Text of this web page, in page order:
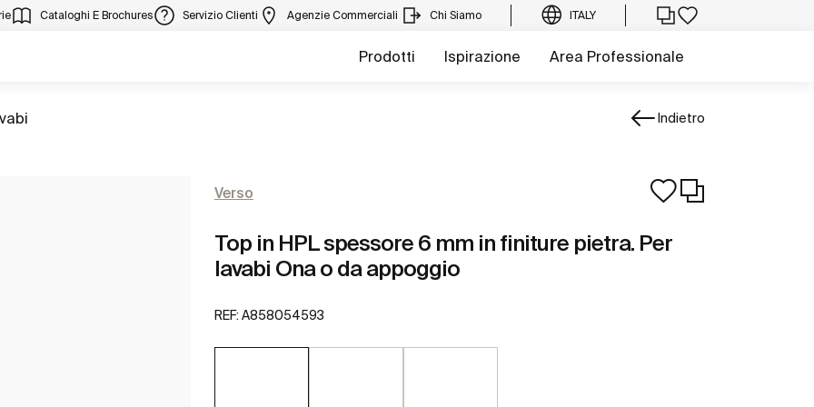
Cataloghi E Brochures Servizio Clienti Agenzie Commerciali Chi Siamo ITALY
Prodotti Ispirazione Area Professionale
Indietro
Verso
Top in HPL spessore 6 mm in finiture pietra. Per
lavabi Ona o da appoggio
REF: A858054593